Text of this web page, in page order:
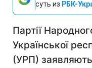
суть из РБК-
Партії
Української
(УРП)